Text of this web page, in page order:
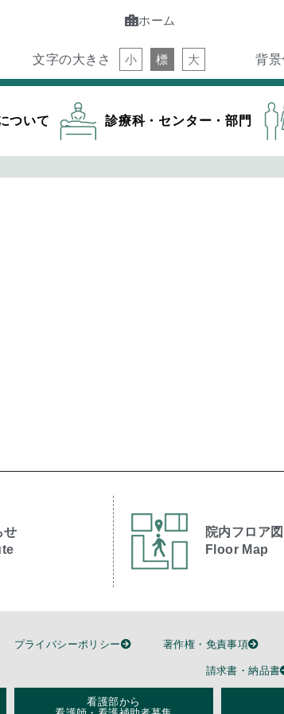
ホーム
文字の大きさ 小 標 大 背景
ついて 診療科・センター・部門
せ
院内フロア図
Floor Map
プライバシーポリシー 著作権・免責事項
請求書・納品書
看護部から